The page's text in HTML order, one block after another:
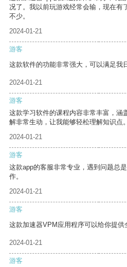
况了。我以前玩游戏经常会输，现在有
不少。
2024-01-21
游客
这款软件的功能非常强大，可以满足我
2024-01-21
游客
这款学习软件的课程内容非常丰富，涵
解非常生动，让我能够轻松理解知识点。
2024-01-21
游客
这款app的客服非常专业，遇到问题总
作。
2024-01-21
游客
这款加速器VPM应用程序可以给你提供
2024-01-21
游客